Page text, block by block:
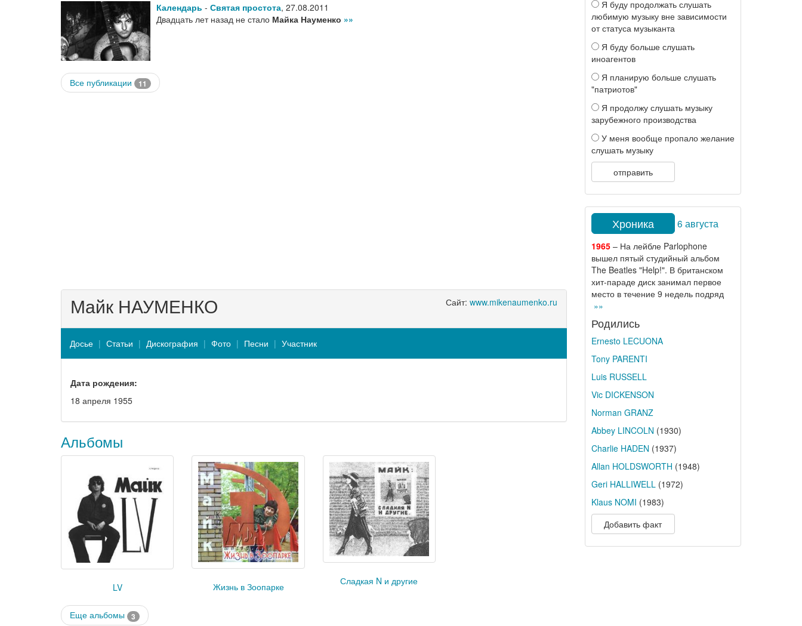
Календарь - Святая простота, 27.08.2011
Двадцать лет назад не стало Майка Науменко »»
Все публикации 11
Сайт: www.mikenaumenko.ru
Майк НАУМЕНКО
Досье Статьи Дискография Фото Песни Участник
Дата рождения:
18 апреля 1955
Альбомы
LV Жизнь в Зоопарке Сладкая N и другие
Еще альбомы 3
Я буду продолжать слушать
любимую музыку вне зависимости
от статуса музыканта
Я буду больше слушать
иноагентов
Я планирую больше слушать
"патриотов"
Я продолжу слушать музыку
зарубежного производства
У меня вообще пропало желание
слушать музыку
отправить
Хроника 6 августа
1965– На лейбле Parlophone
вышел пятый студийный альбом
The Beatles "Help!". В британском
хит-параде диск занимал первое
место в течение 9 недель подряд
»»
Родились
Ernesto LECUONA
Tony PARENTI
Luis RUSSELL
Vic DICKENSON
Norman GRANZ
Abbey LINCOLN (1930)
Charlie HADEN (1937)
Allan HOLDSWORTH (1948)
Geri HALLIWELL(1972)
Klaus NOMI (1983)
Добавить факт